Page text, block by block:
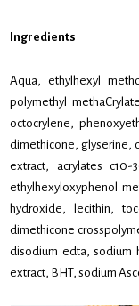
Ingredients
Aqua, ethylhexyl
polymethyl
octocrylene,
dimethicone, glyserine,
extract, acrylates c10-
ethylhexyloxyphenol
hydroxide, lecithin,
dimethicone
disodium edta, sodium
extract, BHT, sodium